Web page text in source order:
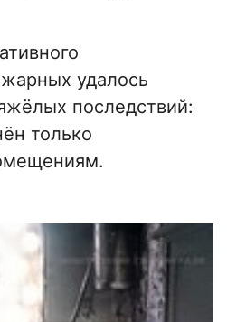
удалось
последствий:
только